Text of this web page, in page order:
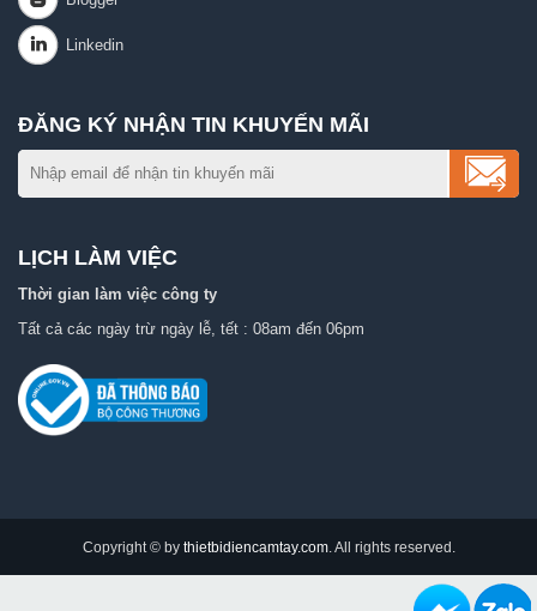
ĐĂNG KÝ NHẬN TIN KHUYẾN MÃI
LỊCH LÀM VIỆC
Thời gian làm việc công ty
Tất cả các ngày trừ ngày lễ, tết : 08am đến 06pm
Copyright © by thietbidiencamtay.com. All rights reserved.